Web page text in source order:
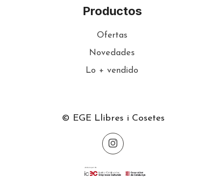
Productos
Ofertas
Novedades
Lo + vendido
© EGE Llibres i Cosetes